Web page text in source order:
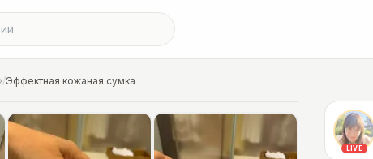
/Эффектная кожаная сумка
LIVE